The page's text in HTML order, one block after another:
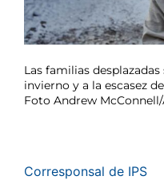
Las familias
invierno y a la escasez
Foto Andrew
Corresponsal de IPS